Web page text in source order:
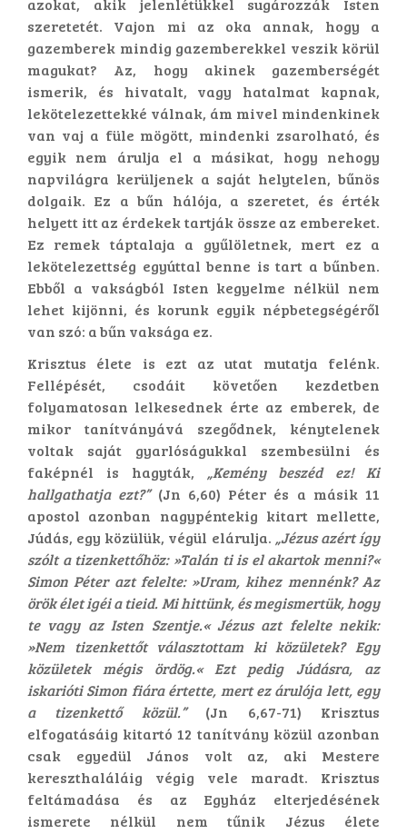
azokat, akik jelenlétükkel sugározzák Isten
szeretetét. Vajon mi az oka annak, hogy a
gazemberek mindig gazemberekkel veszik körül
magukat? Az, hogy akinek gazemberségét
ismerik, és hivatalt, vagy hatalmat kapnak,
lekötelezettekké válnak, ám mivel mindenkinek
van vaj a füle mögött, mindenki zsarolható, és
egyik nem árulja el a másikat, hogy nehogy
napvilágra kerüljenek a saját helytelen, bűnös
dolgaik. Ez a bűn hálója, a szeretet, és érték
helyett itt az érdekek tartják össze az embereket.
Ez remek táptalaja a gyűlöletnek, mert ez a
lekötelezettség egyúttal benne is tart a bűnben.
Ebből a vakságból Isten kegyelme nélkül nem
lehet kijönni, és korunk egyik népbetegségéről
van szó: a bűn vaksága ez.
Krisztus élete is ezt az utat mutatja felénk.
Fellépését, csodáit követően kezdetben
folyamatosan lelkesednek érte az emberek, de
mikor tanítványává szegődnek, kénytelenek
voltak saját gyarlóságukkal szembesülni és
faképnél is hagyták, „Kemény beszéd ez! Ki
hallgathatja ezt?”(Jn 6,60) Péter és a másik 11
apostol azonban nagypéntekig kitart mellette,
Júdás, egy közülük, végül elárulja. „Jézus azért így
szólt a tizenkettőhöz: »Talán ti is el akartok menni?«
Simon Péter azt felelte: »Uram, kihez mennénk? Az
örök élet igéi a tieid. Mi hittünk, és megismertük, hogy
te vagy az Isten Szentje.« Jézus azt felelte nekik:
»Nem tizenkettőt választottam ki közületek? Egy
közületek mégis ördög.« Ezt pedig Júdásra, az
iskarióti Simon fiára értette, mert ez árulója lett, egy
a tizenkettő közül.”(Jn 6,67-71) Krisztus
elfogatásáig kitartó 12 tanítvány közül azonban
csak egyedül János volt az, aki Mestere
kereszthaláláig végig vele maradt. Krisztus
feltámadása és az Egyház elterjedésének
ismerete nélkül nem tűnik Jézus élete